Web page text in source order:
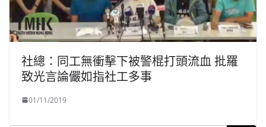
社總：同工無衝擊下被警棍打頭流血 批羅
致光言論儼如指社工多事
01/11/2019